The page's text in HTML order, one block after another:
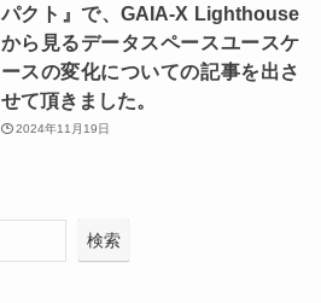
パクト』で、GAIA-X Lighthouse
から見るデータスペースユースケ
ースの変化についての記事を出さ
せて頂きました。
2024年11月19日
検索